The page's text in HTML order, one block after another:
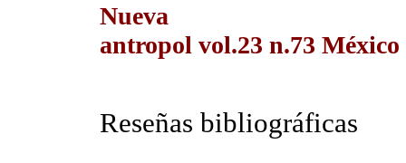
Nueva
antropol vol.23 n.73 México
Reseñas bibliográficas